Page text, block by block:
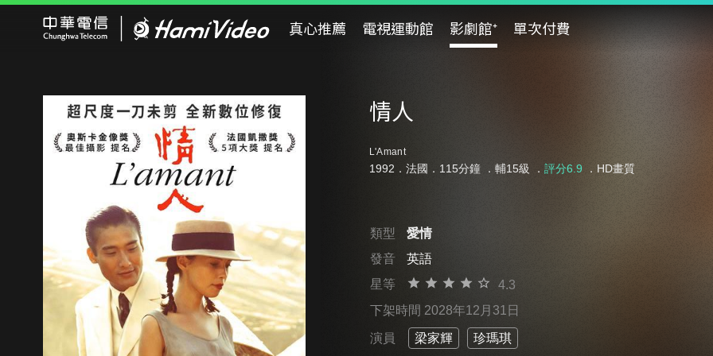
真心推薦 電視運動館 影劇館⁺ 單次付費
情人
L'Amant
1992．法國．115分鐘 ． 輔15級 ． 評分6.9 ．HD畫質
類型
愛情
發音
英語
星等
4.3
下架時間 2028年12月31日
演員 梁家輝 珍瑪琪